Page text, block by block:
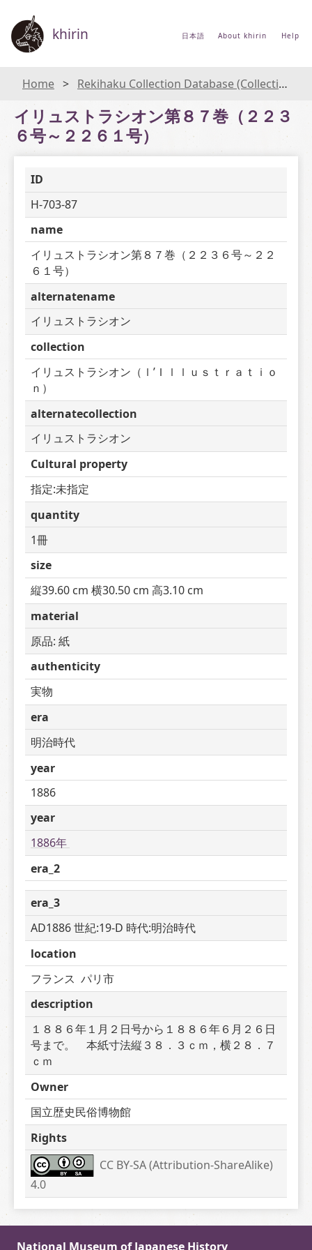
khirin 日本語 About khirin Help
Home Rekihaku Collection Database (Collections Database of the National Museum of Japanese History)
イリュストラシオン第８７巻（２２３
６号～２２６１号）
ID
H-703-87
name
イリュストラシオン第８７巻（２２３６号～２２
６１号）
alternatename
イリュストラシオン
collection
イリュストラシオン（ｌ’Ｉｌｌｕｓｔｒａｔｉｏ
ｎ）
alternatecollection
イリュストラシオン
Cultural property
指定:未指定
quantity
1冊
size
縦39.60 cm 横30.50 cm 高3.10 cm
material
原品: 紙
authenticity
実物
era
明治時代
year
1886
year
1886年
era_2
era_3
AD1886 世紀:19-D 時代:明治時代
location
フランス  パリ市
description
１８８６年１月２日号から１８８６年６月２６日
号まで。　本紙寸法縦３８．３ｃｍ，横２８．７
ｃｍ
Owner
国立歴史民俗博物館
Rights
CC BY-SA (Attribution-ShareAlike)
4.0
National Museum of Japanese History